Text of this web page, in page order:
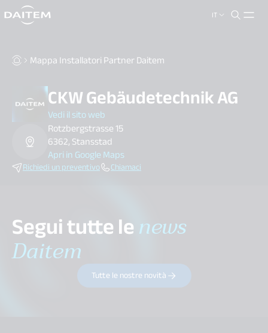
IT
search.label
Mappa Installatori Partner Daitem
CKW Gebäudetechnik AG
Vedi il sito web
Rotzbergstrasse 15
6362, Stansstad
Apri in Google Maps
Richiedi un preventivo Chiamaci
Segui tutte lenews
Daitem
Tutte le nostre novità